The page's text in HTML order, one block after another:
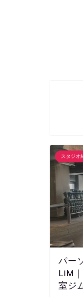
スタジオ
パー
LiM
室ジ